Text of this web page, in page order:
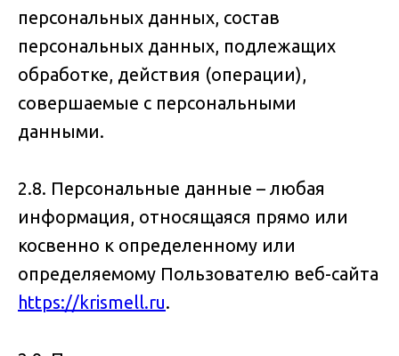
персональных данных, состав
персональных данных, подлежащих
обработке, действия (операции),
совершаемые с персональными
данными.
2.8. Персональные данные – любая
информация, относящаяся прямо или
косвенно к определенному или
определяемому Пользователю веб-сайта
https://krismell.ru.